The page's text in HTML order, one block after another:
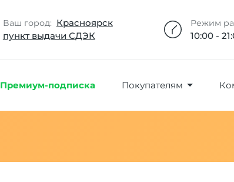
Ваш город: Красноярск
пункт выдачи СДЭК
Режим
10:00 -
Премиум-подписка Покупателям
Добавлено максимальное кол-во товара